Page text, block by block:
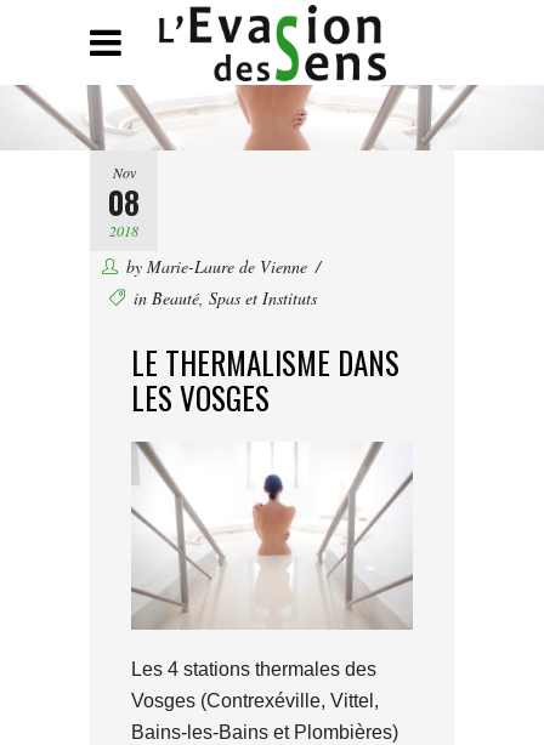
Nov
08
2018
by Marie-Laure de Vienne
in Beauté, Spas et Instituts
LE THERMALISME DANS
LES VOSGES
Les 4 stations thermales des
Vosges (Contrexéville, Vittel,
Bains-les-Bains et Plombières)